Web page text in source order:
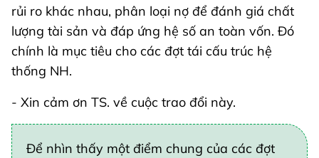
rủi ro khác nhau, phân loại nợ để đánh giá chất
lượng tài sản và đáp ứng hệ số an toàn vốn. Đó
chính là mục tiêu cho các đợt tái cấu trúc hệ
thống NH.
- Xin cảm ơn TS. về cuộc trao đổi này.
Để nhìn thấy một điểm chung của các đợt